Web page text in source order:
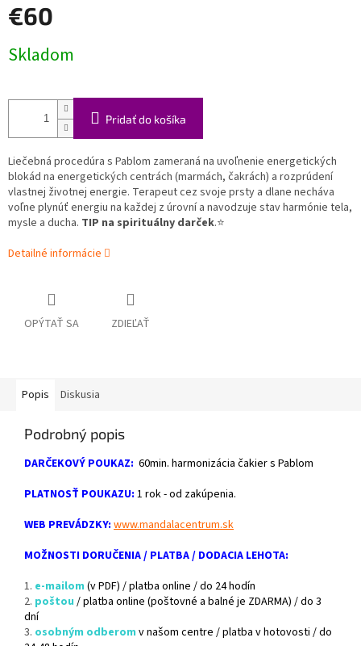
€60
cena:
Skladom
Pridať do košíka
Liečebná procedúra s Pablom zameraná na uvoľnenie energetických
blokád na energetických centrách (marmách, čakrách) a rozprúdení
vlastnej životnej energie. Terapeutcez svoje prsty a dlane necháva
voľne plynúť energiu na každej z úrovní a navodzuje stav harmónie tela,
mysle a ducha. TIP na spirituálny darček.⭐
Detailné informácie
OPÝTAŤ SA ZDIEĽAŤ
Popis Diskusia
Podrobný popis
DARČEKOVÝ POUKAZ: 60min. harmonizácia čakier s Pablom
PLATNOSŤ POUKAZU: 1 rok - od zakúpenia.
WEB PREVÁDZKY: www.mandalacentrum.sk
MOŽNOSTI DORUČENIA / PLATBA / DODACIA LEHOTA:
1. e-mailom (v PDF) / platba online / do 24 hodín
2. poštou / platba online (poštovné a balné je ZDARMA) / do 3
dní
3. osobným odberom v našom centre / platba v hotovosti / do